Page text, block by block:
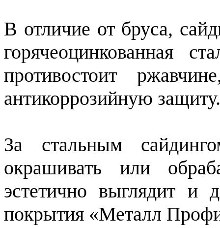
В отличие от бруса,
горячеоцинкованная
противостоит
антикоррозийную защиту.
За стальным
окрашивать или
эстетично выглядит и
покрытия «Металл